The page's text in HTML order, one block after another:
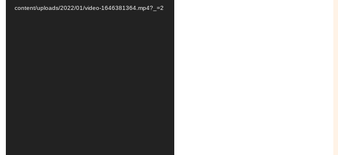
content/uploads/2022/01/video-1646381364.mp4?_=2